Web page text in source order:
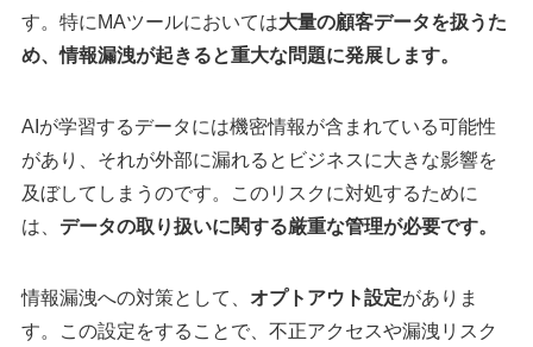
す。特にMAツールにおいては大量の顧客データを扱うた
め、情報漏洩が起きると重大な問題に発展します。
AIが学習するデータには機密情報が含まれている可能性
があり、それが外部に漏れるとビジネスに大きな影響を
及ぼしてしまうのです。このリスクに対処するために
は、 データの取り扱いに関する厳重な管理が必要です。
情報漏洩への対策として、 オプトアウト設定がありま
す。この設定をすることで、不正アクセスや漏洩リスク